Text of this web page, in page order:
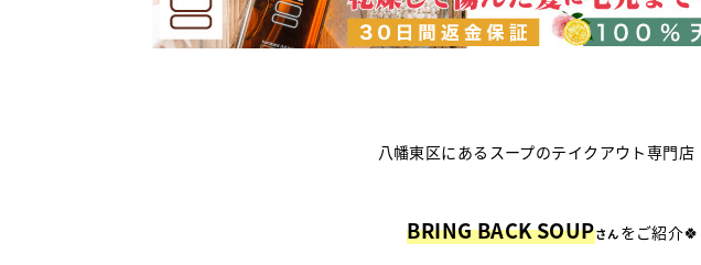
八幡東区にあるスープのテイクアウト専門店
BRING BACK SOUPさん をご紹介🍀